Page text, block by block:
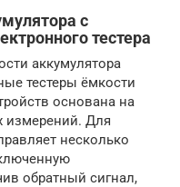
с
тестера
аккумулятора
тестеры ёмкости
основана на
измерений. Для
несколько
обратный сигнал,